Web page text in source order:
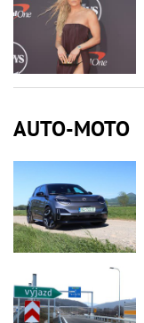
AUTO-MOTO